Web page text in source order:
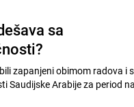
sa
zapanjeni obimom radova i
Saudijske Arabije za period